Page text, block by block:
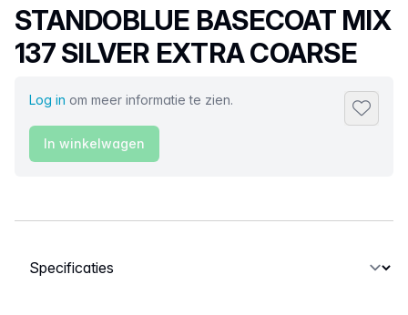
Productnaam
STANDOBLUE BASECOAT MIX
137 SILVER EXTRA COARSE
Log in om meer informatie te zien.
In winkelwagen
Selecteer een tabblad